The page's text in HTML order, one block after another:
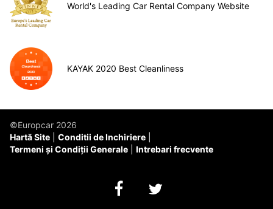
World's Leading Car Rental Company Website
KAYAK 2020 Best Cleanliness
©Europcar 2026
Hartă Site
Conditii de Inchiriere
Termeni și Condiții Generale
Intrebari frecvente